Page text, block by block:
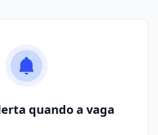
quando a vaga